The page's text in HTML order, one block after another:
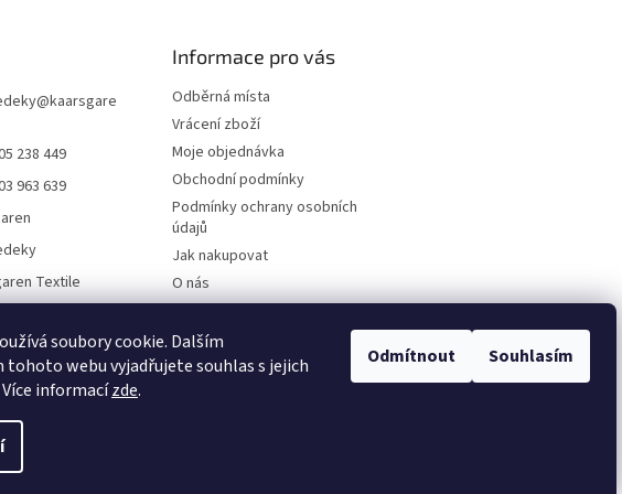
soubory cookie. Dalším
tohoto webu vyjadřujete souhlas s jejich
informacízde.
Odmítnout Souhlasím
@kaarsgare
238 449
963 639
Textile
Informace pro vás
Odběrná místa
Vrácení zboží
Moje objednávka
Obchodní podmínky
Podmínky ochrany osobních
údajů
Jak nakupovat
O nás
On-line platby
Velkoobchod